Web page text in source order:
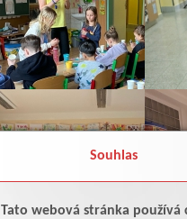
Souhlas
Tato webová stránka používá